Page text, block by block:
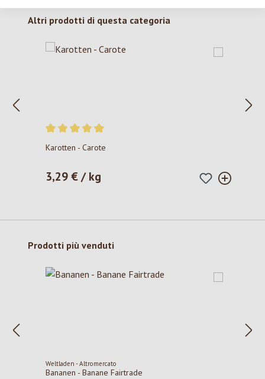
Salta la galleria dei prodotti
Altri prodotti di questa categoria
Valutazione media di 5 su 5 stelle
Karotten - Carote
Prezzo normale:
3,29 € / kg
Salta la galleria dei prodotti
Prodotti più venduti
Weltladen - Altromercato
Bananen - Banane Fairtrade